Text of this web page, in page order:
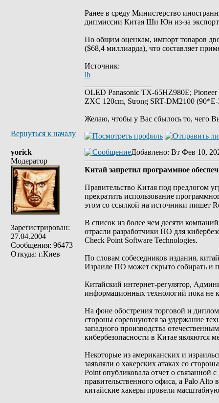
Ранее в среду Министерство
дипмиссии Китая Ши Юн из-за
По общим оценкам, импорт товаров
($68,4 миллиарда), что составляет
Источник:
lb
OLED Panasonic TX-65HZ980E;
ZXC 120cm, Strong SRT-DM2100
Желаю, чтобы у Вас сбылось то, чего
Вернуться к началу
yorick
Модератор
Зарегистрирован:
27.04.2004
Сообщения: 96473
Откуда: г.Киев
Добавлено: Вт Фев 10,
Китай запретил программное
Правительство Китая под предлогом
прекратить использование
этом со ссылкой на источники пишет
В список из более чем десяти
отрасли разработчики ПО для
Check Point Software Technologies.
По словам собеседников издания,
Израиле ПО может скрыто собирать и
Китайский интернет-регулятор,
информационных технологий пока не
На фоне обострения торговой и
стороны соревнуются за удержание
западного производства
кибербезопасности в Китае являются
Некоторые из американских и
заявляли о хакерских атаках со
Point опубликовала отчет о связанной
правительственного офиса, а Palo Alto
китайские хакеры провели